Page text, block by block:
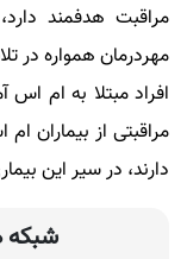
مراقبت هدفمند
مهردرمان همواره در
افراد مبتلا به ام
مراقبتی از بیماران
دارند، در سیر این
شبکه